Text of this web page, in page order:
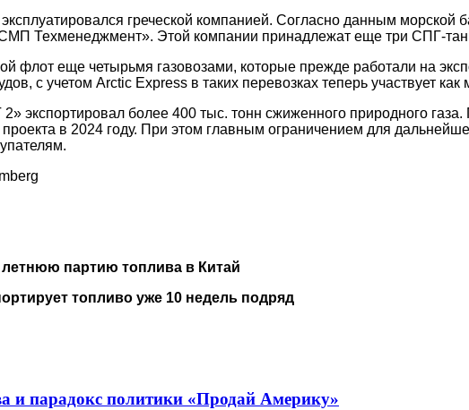
греческой компанией. Согласно данным морской
Техменеджмент». Этой компании принадлежат еще три СПГ-
флот еще четырьмя газовозами, которые прежде работали на
с учетом Arctic Express в таких перевозках теперь участвует как
экспортировал более 400 тыс. тонн сжиженного природного
в 2024 году. При этом главным ограничением для
партию топлива в Китай
топливо уже 10 недель подряд
и парадокс политики «Продай Америку»